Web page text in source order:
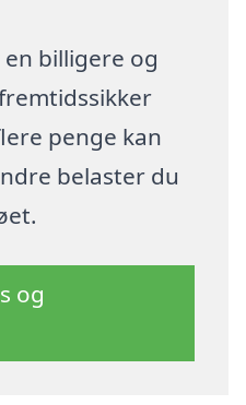
billigere og
penge kan
belaster du
og